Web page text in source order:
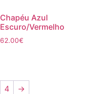
Chapéu Azul
Escuro/Vermelho
62.00€
4 →